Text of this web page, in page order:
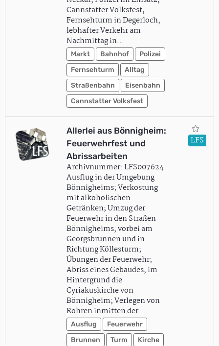
Cannstatter Volksfest,
Fernsehturm in Degerloch,
lebhafter Verkehr am
Nachmittag in…
Markt Bahnhof
Polizei
Fernsehturm
Alltag
Straßenbahn
Eisenbahn
Cannstatter Volksfest
Allerlei aus Bönnigheim:
Feuerwehrfest und
Abrissarbeiten
Archivnummer: LFS007624
Ausflug in der Umgebung
Bönnigheims; Verkostung
mit alkoholischen
Getränken; Umzug der
Feuerwehr in den Straßen
Bönnigheims, vorbei am
Georgsbrunnen und in
Richtung Köllesturm;
Übungen der Feuerwehr;
Abriss eines Gebäudes, im
Hintergrund die
Cyriakuskirche von
Bönnigheim; Verlegen von
Rohren inmitten der…
Ausflug
Feuerwehr
Brunnen
Turm
Kirche
LFS